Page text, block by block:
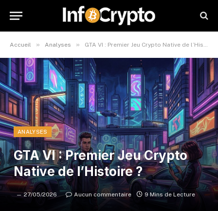
Accueil » Analyses » GTA VI : Premier Jeu Crypto Native de l’Histoire ?
ANALYSES
GTA VI : Premier Jeu Crypto
Native de l’Histoire ?
27/05/2026 Aucun commentaire 9 Mins de Lecture